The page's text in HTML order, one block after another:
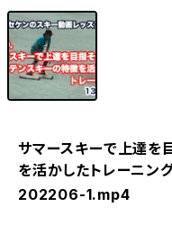
サマースキーで上達を
を活かしたトレーニン
202206-1.mp4